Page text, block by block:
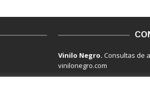
Vinilo Negro.Consultas de
vinilonegro.com